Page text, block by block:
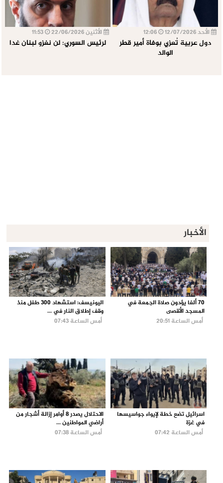
الأحد 12/07/2026
دول عربية تُعزي بوفاة أمير قطر
الوالد
الأثنين 22/06/2026
لرئيس السوري: لن نغزو لبنان غدا
الأخبار
70 ألفا يؤدون صلاة الجمعة في
المسجد الأقصى
أمس الساعة 20:51
اليونيسف: استشهاد 300 طفل منذ
وقف إطلاق النار في ...
أمس الساعة 07:43
اسرائيل تضع خطة لإيواء جواسيسها
في غزة
أمس الساعة 07:42
الاحتلال يصدر 8 أوامر إزالة أشجار من
أراضي المواطنين ...
أمس الساعة 07:38